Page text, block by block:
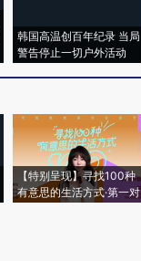
韩国高温创百年纪录 当局
警告停止一切户外活动
【特别呈现】寻找100种
有意思的生活方式·第一对